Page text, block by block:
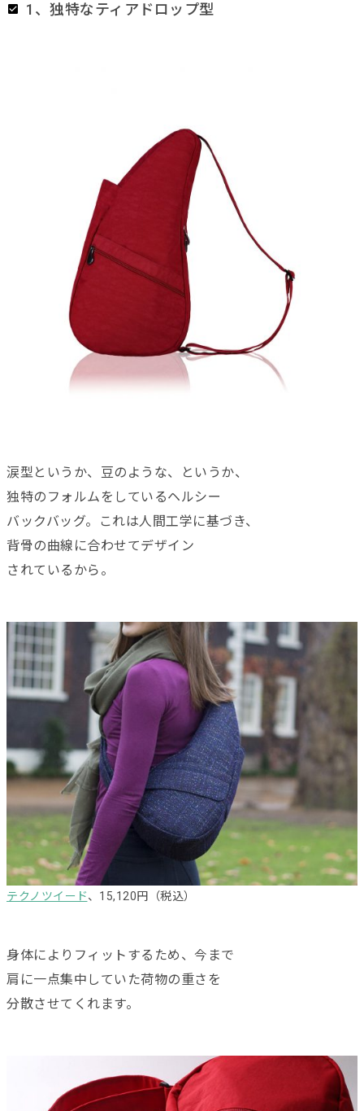
1、独特なティアドロップ型
涙型というか、豆のような、というか、
独特のフォルムをしているヘルシー
バックバッグ。これは人間工学に基づき、
背骨の曲線に合わせてデザイン
されているから。
テクノツイード、15,120円（税込）
身体によりフィットするため、今まで
肩に一点集中していた荷物の重さを
分散させてくれます。